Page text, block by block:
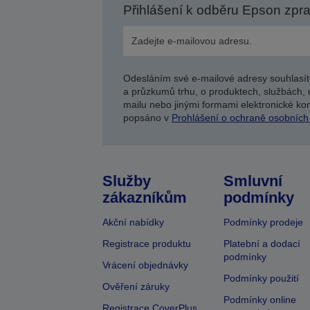
Přihlášení k odběru Epson
Odesláním své e-mailové adresy
a průzkumů trhu, o produktech,
mailu nebo jinými formami elektronické
popsáno v Prohlášení o ochraně
Služby
zákazníkům
Akční nabídky
Registrace produktu
Vrácení objednávky
Ověření záruky
Smluvní
podmínky
Podmínky prodeje
Platební a dodací
podmínky
Podmínky použití
Podmínky online